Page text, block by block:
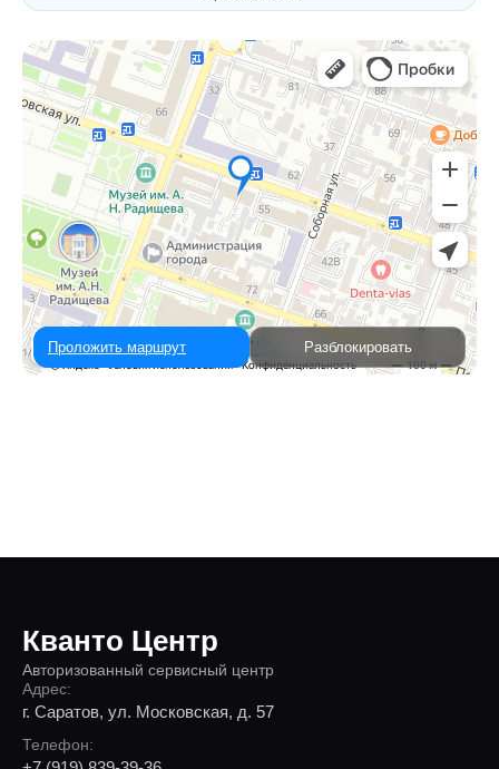
Проложить маршрут Разблокировать
Кванто Центр
Авторизованный сервисный центр
Адрес:
г. Саратов, ул. Московская, д. 57
Телефон: